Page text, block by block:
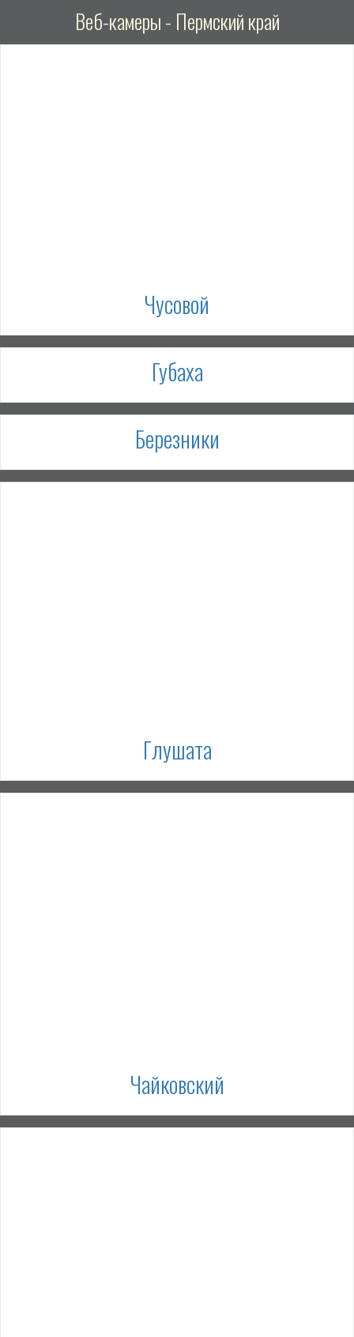
Веб-камеры - Пермский край
Чусовой
Губаха
Березники
Глушата
Чайковский